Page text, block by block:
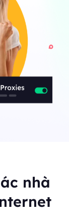
nhà